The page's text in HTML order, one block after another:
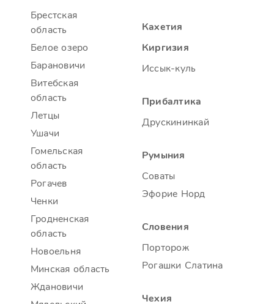
Брестская
область
Белое озеро
Барановичи
Витебская
область
Летцы
Ушачи
Гомельская
область
Рогачев
Ченки
Гродненская
область
Новоельня
Минская область
Ждановичи
Кахетия
Киргизия
Иссык-куль
Прибалтика
Друскининкай
Румыния
Соваты
Эфорие Норд
Словения
Порторож
Рогашки Слатина
Чехия